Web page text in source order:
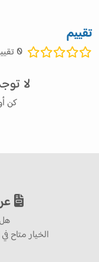
تقييم
0
لا
كن
الخيار متاح